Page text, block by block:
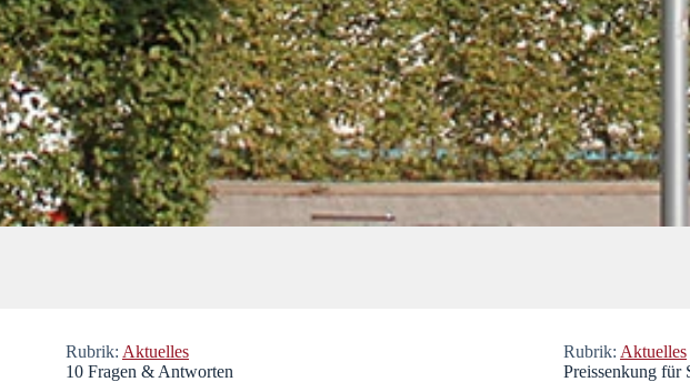
Rubrik: Aktuelles
10 Fragen & Antworten
Rubrik: Aktuelles
Preissenkung für